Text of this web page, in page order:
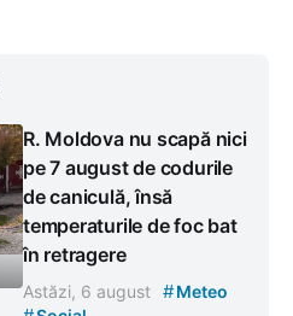
R. Moldova nu scapă nici
pe 7 august de codurile
de caniculă, însă
temperaturile de foc bat
în retragere
Astăzi, 6 august #Meteo